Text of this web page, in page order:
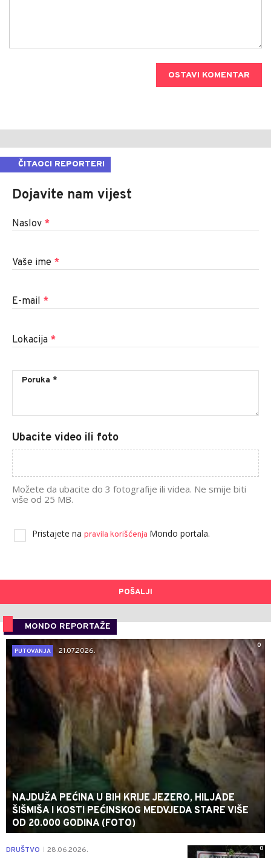
OSTAVI KOMENTAR
ČITAOCI REPORTERI
Dojavite nam vijest
Naslov *
Vaše ime *
E-mail *
Lokacija *
Ubacite video ili foto
Možete da ubacite do 3 fotografije ili videa. Ne smije biti
više od 25 MB.
Pristajete na pravila korišćenja Mondo portala.
POŠALJI
MONDO REPORTAŽE
0
PUTOVANJA
21.07.2026.
NAJDUŽA PEĆINA U BIH KRIJE JEZERO, HILJADE
ŠIŠMIŠA I KOSTI PEĆINSKOG MEDVJEDA STARE VIŠE
OD 20.000 GODINA (FOTO)
0
DRUŠTVO 28.06.2026.